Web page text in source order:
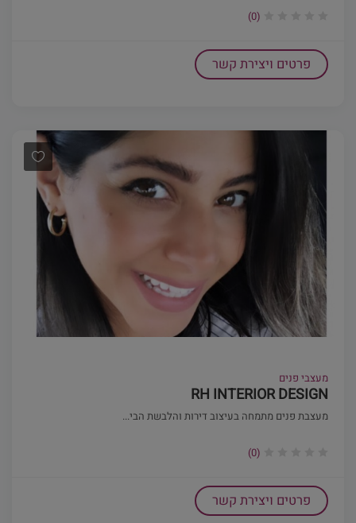
(0)
פרטים ויצירת קשר
מעצבי פנים
RH INTERIOR DESIGN
מעצבת פנים מתמחה בעיצוב דירות והלבשת הבי...
(0)
פרטים ויצירת קשר